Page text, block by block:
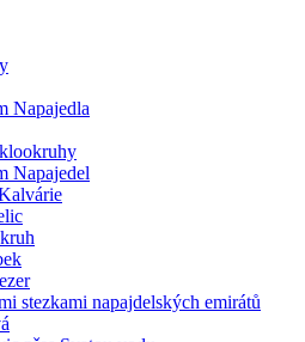
Napajedla
Napajedel
stezkami napajdelských emirátů